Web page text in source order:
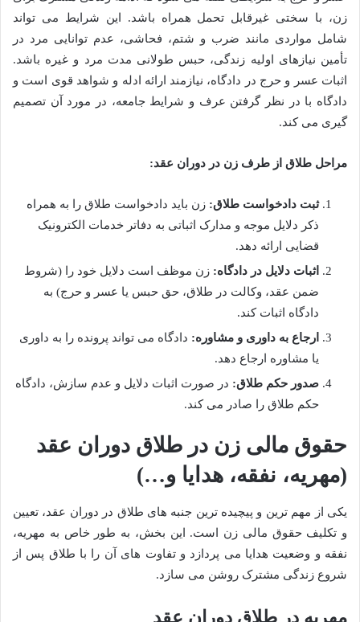
زن، با سختی غیرقابل تحمل همراه باشد. این شرایط می تواند
شامل مواردی مانند ضرب و شتم، فحاشی، عدم توانایی مرد در
تأمین نیازهای اولیه زندگی، حبس طولانی مدت مرد و غیره باشد.
اثبات عسر و حرج در دادگاه، نیازمند ارائه ادله و شواهد قوی است و
دادگاه با در نظر گرفتن عرف و شرایط جامعه، در مورد آن تصمیم
گیری می کند.
مراحل طلاق از طرف زن در دوران عقد:
ثبت دادخواست طلاق: زن باید دادخواست طلاق را به همراه
ذکر دلایل موجه و مدارک اثباتی به دفاتر خدمات الکترونیک
قضایی ارائه دهد.
اثبات دلایل در دادگاه: زن موظف است دلایل خود را (شروط
ضمن عقد، وکالت در طلاق، حق حبس یا عسر و حرج) به
دادگاه اثبات کند.
ارجاع به داوری و مشاوره: دادگاه می تواند پرونده را به داوری
یا مشاوره ارجاع دهد.
صدور حکم طلاق: در صورت اثبات دلایل و عدم سازش، دادگاه
حکم طلاق را صادر می کند.
حقوق مالی زن در طلاق دوران عقد
(مهریه، نفقه، هدایا و…)
یکی از مهم ترین و پیچیده ترین جنبه های طلاق در دوران عقد، تعیین
و تکلیف حقوق مالی زن است. این بخش، به طور خاص به مهریه،
نفقه و وضعیت هدایا می پردازد و تفاوت های آن را با طلاق پس از
شروع زندگی مشترک روشن می سازد.
مهریه در طلاق دوران عقد